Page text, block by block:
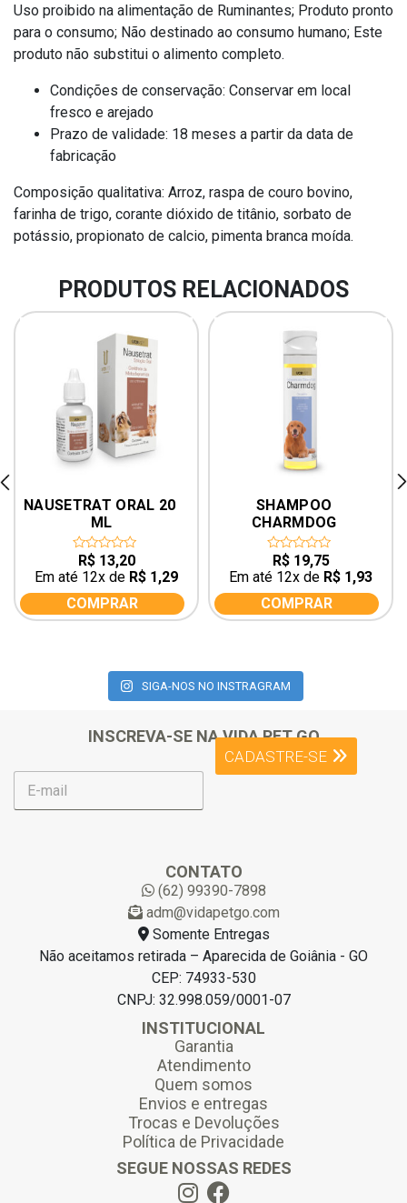
Uso proibido na alimentação de Ruminantes; Produto pronto
para o consumo; Não destinado ao consumo humano; Este
produto não substitui o alimento completo.
Condições de conservação: Conservar em local
fresco e arejado
Prazo de validade: 18 meses a partir da data de
fabricação
Composição qualitativa: Arroz, raspa de couro bovino,
farinha de trigo, corante dióxido de titânio, sorbato de
potássio, propionato de calcio, pimenta branca moída.
PRODUTOS RELACIONADOS
NAUSETRAT ORAL 20
ML
out
of
5
R$13,20
Em até 12x de R$ 1,29
COMPRAR
SHAMPOO
CHARMDOG
CARRAPATICIDA
250ML UCB
out
of
5
R$19,75
Em até 12x de R$ 1,93
COMPRAR
SIGA-NOS NO INSTRAGRAM
INSCREVA-SE NA VIDA PET GO
E
m
CADASTRE-SE
CONTATO
(62) 99390-7898
adm@vidapetgo.com
Somente Entregas
Não aceitamos retirada – Aparecida de Goiânia - GO
CEP: 74933-530
CNPJ: 32.998.059/0001-07
INSTITUCIONAL
Garantia
Atendimento
Quem somos
Envios e entregas
Trocas e Devoluções
Política de Privacidade
SEGUE NOSSAS REDES